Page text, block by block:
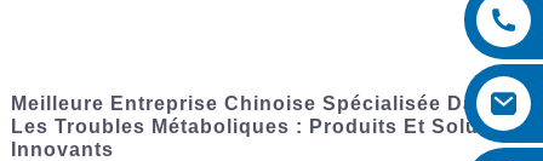
Meilleure Entreprise Chinoise Spécialisée Dans
Les Troubles Métaboliques : Produits Et Solutions
Innovants